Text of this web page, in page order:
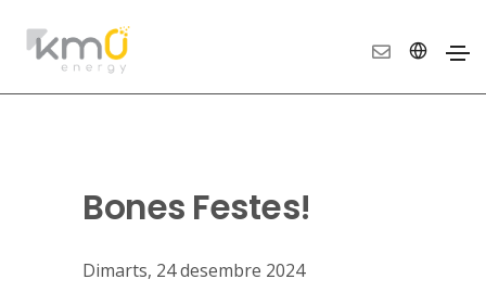
Bones Festes!
Dimarts, 24 desembre 2024